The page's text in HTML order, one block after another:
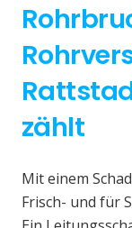
zählt
Mit einem
Frisch- und für